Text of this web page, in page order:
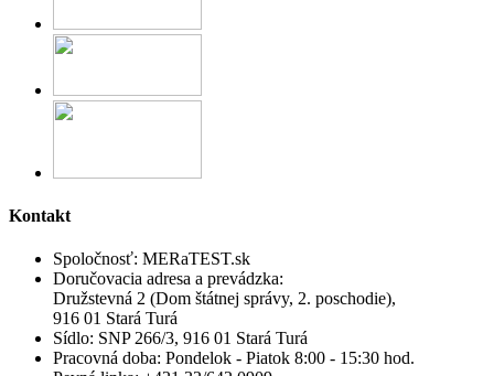
Kontakt
Spoločnosť: MERaTEST.sk
Doručovacia adresa a prevádzka:
Družstevná 2 (Dom štátnej správy, 2. poschodie),
916 01 Stará Turá
Sídlo: SNP 266/3, 916 01 Stará Turá
Pracovná doba: Pondelok - Piatok 8:00 - 15:30 hod.